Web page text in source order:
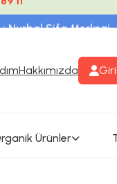
Nurbal Şifa Merkezi
ürünleri takip
Hakkımızda
Ürünler